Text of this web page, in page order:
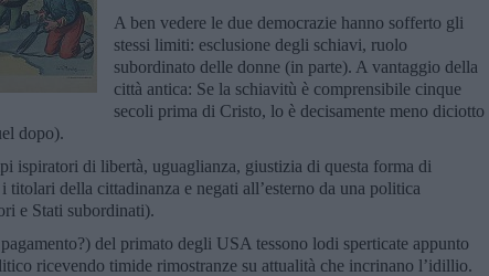
A ben vedere le due democrazie hanno sofferto gli
stessi limiti: esclusione degli schiavi, ruolo
subordinato delle donne (in parte). A vantaggio della
città antica: Se la schiavitù è comprensibile cinque
secoli prima di Cristo, lo è decisamente meno diciotto
dopo).
ispiratori di libertà, uguaglianza, giustizia di questa forma di
della cittadinanza e negati all’esterno da una politica
e Stati subordinati).
del primato degli USA tessono lodi sperticate appunto
ricevendo timide rimostranze su attualità che incrinano l’idillio.